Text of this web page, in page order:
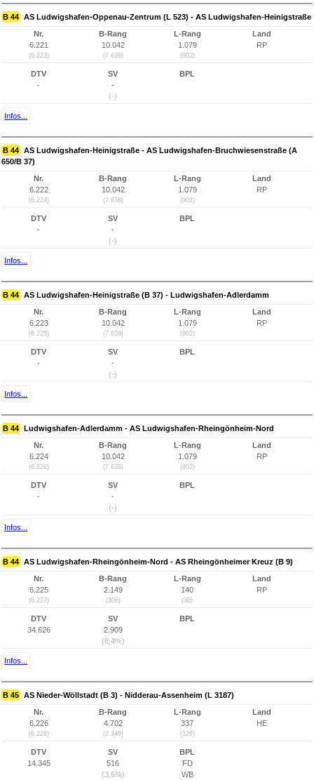
B 44 AS Ludwigshafen-Oppenau-Zentrum (L 523) - AS Ludwigshafen-Heinigstraße
Nr.
6.221
(6.223)
B-Rang
10.042
(7.638)
L-Rang
1.079
(902)
Land
RP
DTV
-
SV
-
(-)
BPL
Infos...
B 44 AS Ludwigshafen-Heinigstraße - AS Ludwigshafen-Bruchwiesenstraße (A
650/B 37)
Nr.
6.222
(6.224)
B-Rang
10.042
(7.638)
L-Rang
1.079
(902)
Land
RP
DTV
-
SV
-
(-)
BPL
Infos...
B 44 AS Ludwigshafen-Heinigstraße (B 37) - Ludwigshafen-Adlerdamm
Nr.
6.223
(6.225)
B-Rang
10.042
(7.638)
L-Rang
1.079
(902)
Land
RP
DTV
-
SV
-
(-)
BPL
Infos...
B 44 Ludwigshafen-Adlerdamm - AS Ludwigshafen-Rheingönheim-Nord
Nr.
6.224
(6.226)
B-Rang
10.042
(7.638)
L-Rang
1.079
(902)
Land
RP
DTV
-
SV
-
(-)
BPL
Infos...
B 44 AS Ludwigshafen-Rheingönheim-Nord - AS Rheingönheimer Kreuz (B 9)
Nr.
6.225
(6.227)
B-Rang
2.149
(306)
L-Rang
140
(30)
Land
RP
DTV
34.626
SV
2.909
(8,4%)
BPL
Infos...
B 45 AS Nieder-Wöllstadt (B 3) - Nidderau-Assenheim (L 3187)
Nr.
6.226
(6.228)
B-Rang
4.702
(2.346)
L-Rang
337
(326)
Land
HE
DTV
14.345
SV
516
(3,6%)
BPL
FD
WB